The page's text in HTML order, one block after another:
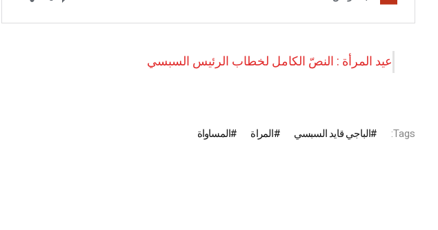
عيد المرأة : النصّ الكامل لخطاب الرئيس السبسي
Tags: الباجي قايد السبسي المراة المساواة